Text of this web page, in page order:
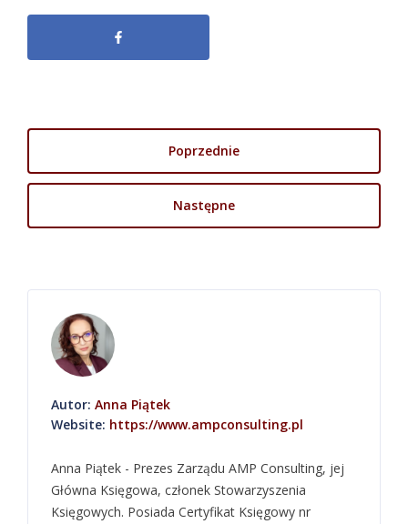
Poprzednie
Następne
Autor: Anna Piątek
Website: https://www.ampconsulting.pl
Anna Piątek - Prezes Zarządu AMP Consulting, jej
Główna Księgowa, członek Stowarzyszenia
Księgowych. Posiada Certyfikat Księgowy nr